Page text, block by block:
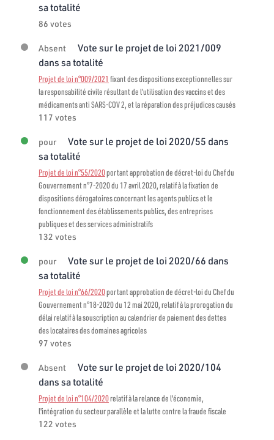
sa totalité
86 votes
Absent
Vote sur le projet de loi 2021/009
dans sa totalité
Projet de loi n°009/2021 fixant des dispositions exceptionnelles sur
la responsabilité civile résultant de l’utilisation des vaccins et des
médicaments anti SARS-COV 2, et la réparation des préjudices causés
117 votes
pour
Vote sur le projet de loi 2020/55 dans
sa totalité
Projet de loi n°55/2020portant approbation de décret-loi du Chef du
Gouvernement n°7-2020 du 17 avril 2020, relatif à la fixation de
dispositions dérogatoires concernant les agents publics et le
fonctionnement des établissements publics, des entreprises
publiques et des services administratifs
132 votes
pour
Vote sur le projet de loi 2020/66 dans
sa totalité
Projet de loi n°66/2020portant approbation de décret-loi du Chef du
Gouvernement n°18-2020 du 12 mai 2020, relatif à la prorogation du
délai relatif à la souscription au calendrier de paiement des dettes
des locataires des domaines agricoles
97 votes
Absent
Vote sur le projet de loi 2020/104
dans sa totalité
Projet de loi n°104/2020relatif à la relance de l'économie,
l'intégration du secteur parallèle et la lutte contre la fraude fiscale
122 votes